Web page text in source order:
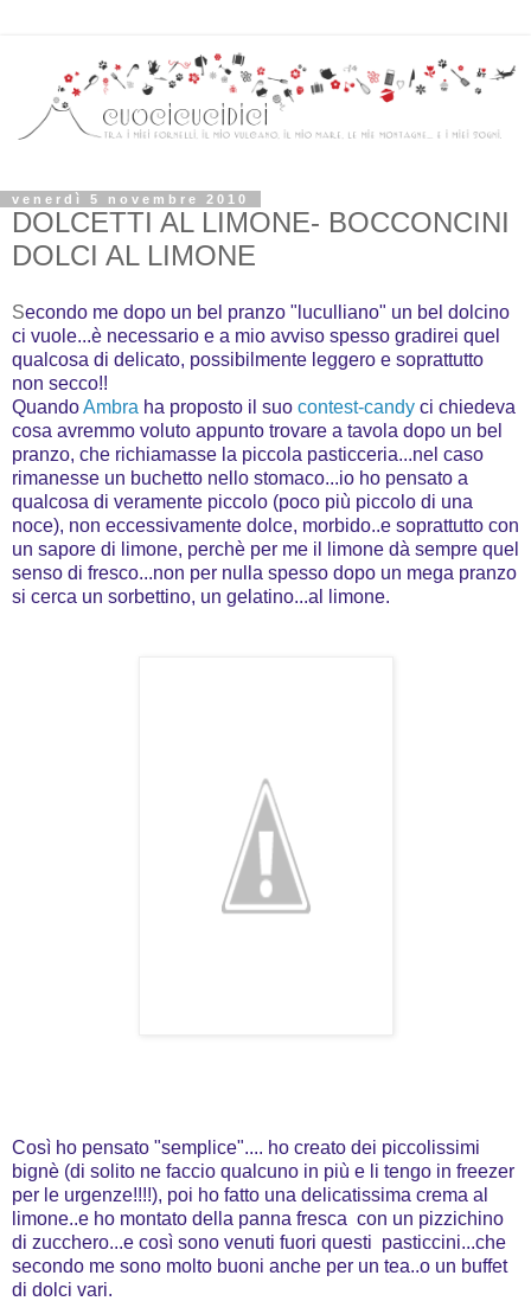
venerdì 5 novembre 2010
DOLCETTI AL LIMONE- BOCCONCINI
DOLCI AL LIMONE
Secondo me dopo un bel pranzo "luculliano" un bel dolcino
ci vuole...è necessario e a mio avviso spesso gradirei quel
qualcosa di delicato, possibilmente leggero e soprattutto
non secco!!
QuandoAmbra ha proposto il suo contest-candy ci chiedeva
cosa avremmo voluto appunto trovare a tavola dopo un bel
pranzo, che richiamasse la piccola pasticceria...nel caso
rimanesse un buchetto nello stomaco...io ho pensato a
qualcosa di veramente piccolo (poco più piccolo di una
noce), non eccessivamente dolce, morbido..e soprattutto con
un sapore di limone, perchè per me il limone dà sempre quel
senso di fresco...non per nulla spesso dopo un mega pranzo
si cerca un sorbettino, un gelatino...al limone.
Così ho pensato "semplice".... ho creato dei piccolissimi
bignè (di solito ne faccio qualcuno in più e li tengo in freezer
per le urgenze!!!!), poi ho fatto una delicatissima crema al
limone..e ho montato della panna fresca con un pizzichino
di zucchero...e così sono venuti fuori questi pasticcini...che
secondo me sono molto buoni anche per un tea..o un buffet
di dolci vari.